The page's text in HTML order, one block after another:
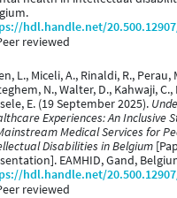
hdl.handle.net/
reviewed
L., Miceli, A., Rinaldi, R., Perau,
N., Walter, D., Kahwaji, C.,
E. (19 September 2025).
Experiences: An Inclusive
Medical Services for
Disabilities in Belgium
EAMHID, Gand,
hdl.handle.net/
reviewed